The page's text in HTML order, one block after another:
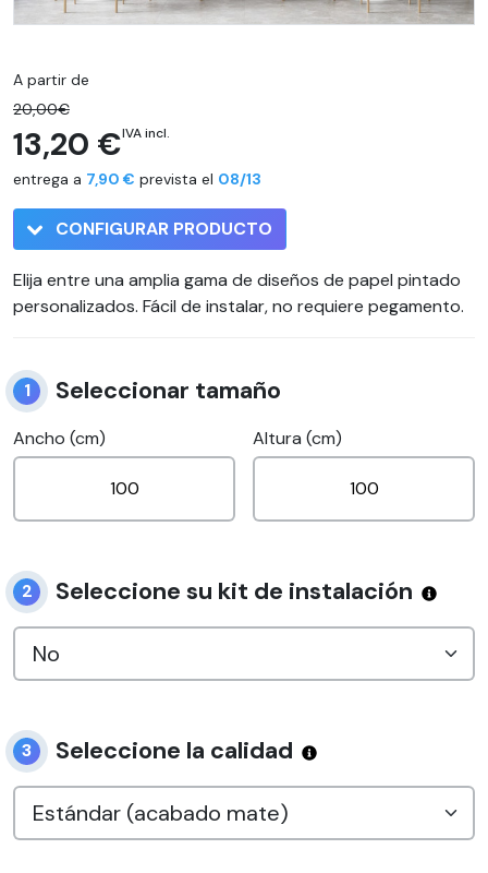
A partir de
20,00€
13,20 €IVA incl.
entrega a 7,90 € prevista el 08/13
CONFIGURAR PRODUCTO
Elija entre una amplia gama de diseños de papel pintado
personalizados. Fácil de instalar, no requiere pegamento.
1 Seleccionar tamaño
Ancho (cm) Altura (cm)
2 Seleccione su kit de instalación
3 Seleccione la calidad